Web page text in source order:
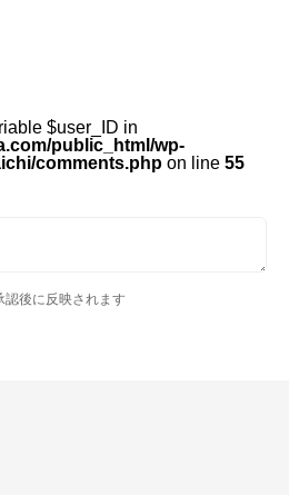
$user_ID in
public_html/wp-
comments.php on line 55
後に反映されます